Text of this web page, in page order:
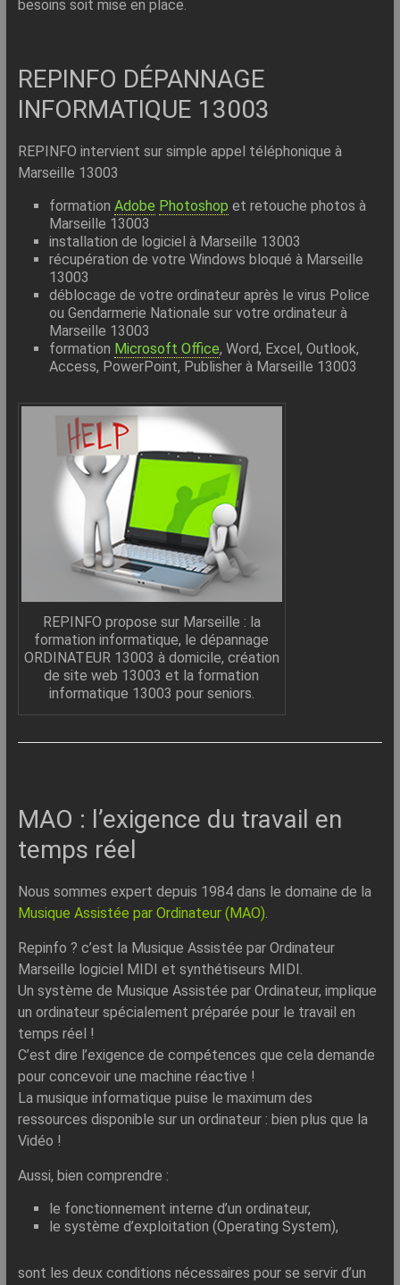
besoins soit mise en place.
REPINFO DÉPANNAGE
INFORMATIQUE 13003
REPINFO intervient sur simple appel téléphonique à
Marseille 13003
formation Adobe Photoshop et retouche photos à
Marseille 13003
installation de logiciel à Marseille 13003
récupération de votre Windows bloqué à Marseille
13003
déblocage de votre ordinateur après le virus Police
ou Gendarmerie Nationale sur votre ordinateur à
Marseille 13003
formation Microsoft Office, Word, Excel, Outlook,
Access, PowerPoint, Publisher à Marseille 13003
REPINFO propose sur Marseille : la
formation informatique, le dépannage
ORDINATEUR 13003 à domicile, création
de site web 13003 et la formation
informatique 13003 pour seniors.
MAO : l’exigence du travail en
temps réel
Nous sommes expert depuis 1984 dans le domaine de la
Musique Assistée par Ordinateur (MAO).
Repinfo ? c’est la Musique Assistée par Ordinateur
Marseille logiciel MIDI et synthétiseurs MIDI.
Un système de Musique Assistée par Ordinateur, implique
un ordinateur spécialement préparée pour le travail en
temps réel !
C’est dire l’exigence de compétences que cela demande
pour concevoir une machine réactive !
La musique informatique puise le maximum des
ressources disponible sur un ordinateur : bien plus que la
Vidéo !
Aussi, bien comprendre :
le fonctionnement interne d’un ordinateur,
le système d’exploitation (Operating System),
sont les deux conditions nécessaires pour se servir d’un